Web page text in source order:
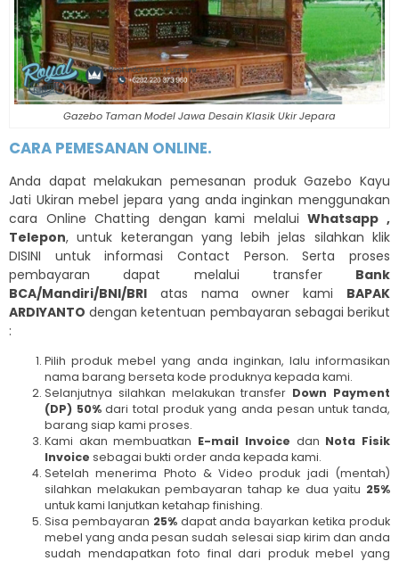
Gazebo Taman Model Jawa Desain Klasik Ukir Jepara
CARA PEMESANAN ONLINE.
Anda dapat melakukan pemesanan produk Gazebo Kayu
Jati Ukiran mebel jepara yang anda inginkan menggunakan
cara Online Chatting dengan kami melaluiWhatsapp ,
Telepon, untuk keterangan yang lebih jelas silahkan klik
DISINI untuk informasi Contact Person. Serta proses
pembayaran dapat melalui transfer Bank
BCA/Mandiri/BNI/BRI atas nama owner kami BAPAK
ARDIYANTO dengan ketentuan pembayaran sebagai berikut
:
Pilih produk mebel yang anda inginkan, lalu informasikan
nama barang berseta kode produknya kepada kami.
Selanjutnya silahkan melakukan transfer Down Payment
(DP) 50%dari total produk yang anda pesan untuk tanda,
barang siap kami proses.
Kami akan membuatkan E-mail Invoice dan Nota Fisik
Invoice sebagai bukti order anda kepada kami.
Setelah menerima Photo & Video produk jadi (mentah)
silahkan melakukan pembayaran tahap ke dua yaitu 25%
untuk kami lanjutkan ketahap finishing.
Sisa pembayaran 25%dapat anda bayarkan ketika produk
mebel yang anda pesan sudah selesai siap kirim dan anda
sudah mendapatkan foto final dari produk mebel yang